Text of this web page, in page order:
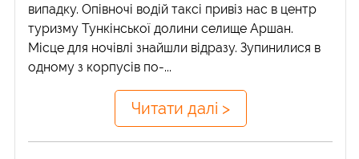
випадку. Опівночі водій таксі привіз нас в центр
туризму Тункінської долини селище Аршан.
Місце для ночівлі знайшли відразу. Зупинилися в
одному з корпусів по-...
Читати далі >